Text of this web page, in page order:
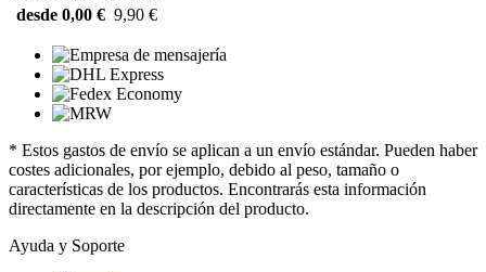
desde 0,00 € 9,90 €
* Estos gastos de envío se aplican a un envío estándar. Pueden haber
costes adicionales, por ejemplo, debido al peso, tamaño o
características de los productos. Encontrarás esta información
directamente en la descripción del producto.
Ayuda y Soporte